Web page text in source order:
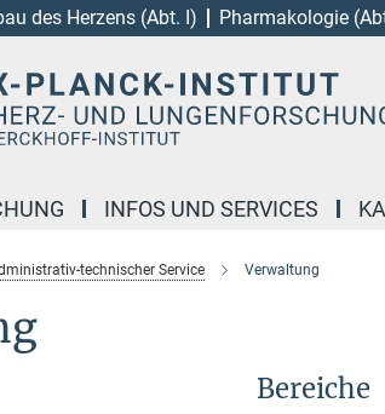
des Herzens (Abt. I) Pharmakologie
INFOS UND SERVICES
technischer Service Verwaltung
Bereiche